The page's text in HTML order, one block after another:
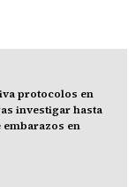
protocolos en
investigar hasta
embarazos en